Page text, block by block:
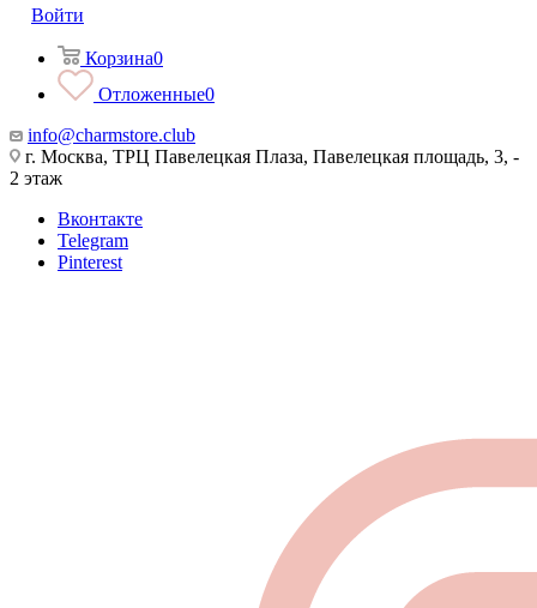
Войти
Корзина0
Отложенные0
info@charmstore.club
г. Москва, ТРЦ Павелецкая Плаза, Павелецкая площадь, 3, -
2 этаж
Вконтакте
Telegram
Pinterest